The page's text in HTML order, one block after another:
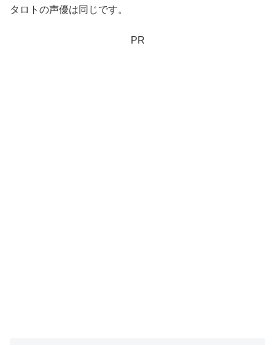
タロトの声優は同じです。
PR